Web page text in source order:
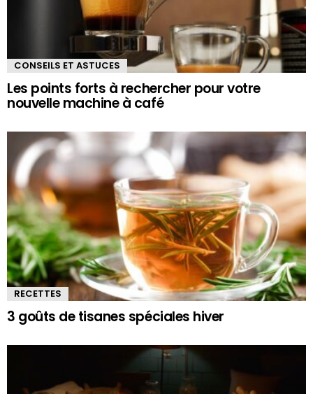
CONSEILS ET ASTUCES
Les points forts à rechercher pour votre
nouvelle machine à café
RECETTES
3 goûts de tisanes spéciales hiver